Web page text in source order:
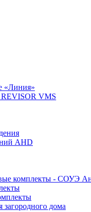
«Линия»
VMS
AHD
комплекты - СОУЭ
загородного дома